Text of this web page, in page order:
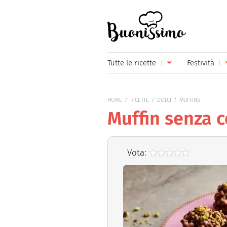
Tutte le ricette
Primi piatti
Piatti unici
Contorni
Formaggi
Frutta
Festività
Festa
Natale
HOME RICETTE DOLCI MUFFINS
Muffin senza
Vota: